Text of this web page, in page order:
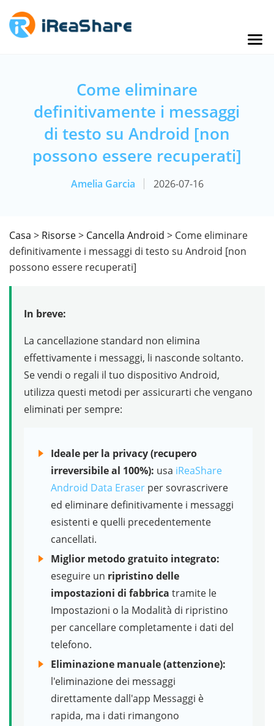
Come eliminare
definitivamente i messaggi
di testo su Android [non
possono essere recuperati]
Amelia Garcia 2026-07-16
Casa > Risorse> Cancella Android > Come eliminare
definitivamente i messaggi di testo su Android [non
possono essere recuperati]
In breve:
La cancellazione standard non elimina
effettivamente i messaggi, li nasconde soltanto.
Se vendi o regali il tuo dispositivo Android,
utilizza questi metodi per assicurarti che vengano
eliminati per sempre:
Ideale per la privacy (recupero
irreversibile al 100%): usa iReaShare
Android Data Eraser per sovrascrivere
ed eliminare definitivamente i messaggi
esistenti e quelli precedentemente
cancellati.
Miglior metodo gratuito integrato:
eseguire un ripristino delle
impostazioni di fabbrica tramite le
Impostazioni o la Modalità di ripristino
per cancellare completamente i dati del
telefono.
Eliminazione manuale (attenzione):
l'eliminazione dei messaggi
direttamente dall'app Messaggi è
rapida, ma i dati rimangono